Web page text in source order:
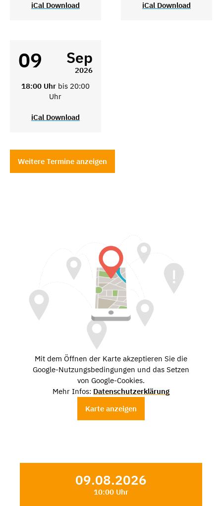
iCal Download iCal Download
09 Sep
2026
18:00 Uhr bis 20:00
Uhr
iCal Download
Weitere Termine anzeigen
Mit dem Öffnen der Karte akzeptieren Sie die
Google-Nutzungsbedingungen und das Setzen
von Google-Cookies.
Mehr Infos: Datenschutzerklärung
Karte anzeigen
09.08.2026
10:00 Uhr